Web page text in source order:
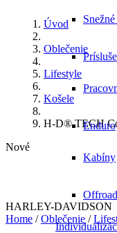
Enduro
Offroad
Kabíny
Úvod
Oblečenie
Lifestyle
Košele
H-D® TECH
Nové
HARLEY-DAVIDSON
Home /Oblečenie /